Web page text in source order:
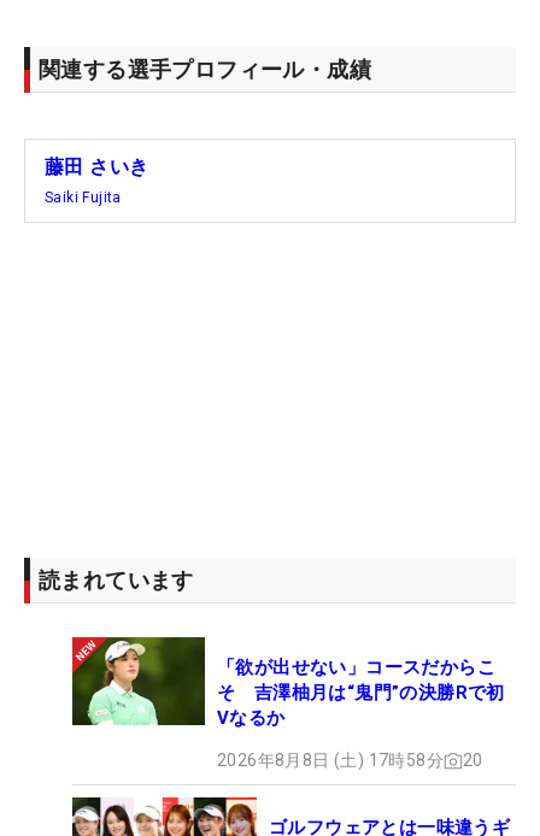
「試しにお母さんの年を聞いたら同い年（笑）」と
おどけた。ツアーは20代が席巻するが、40歳だっ
関連する選手プロフィール・成績
藤田 さいき
Saiki Fujita
読まれています
「欲が出せない」コースだからこ
そ 吉澤柚月は“鬼門”の決勝Rで初
Vなるか
2026年8月8日 (土) 17時58分 20
ゴルフウェアとは一味違うギ